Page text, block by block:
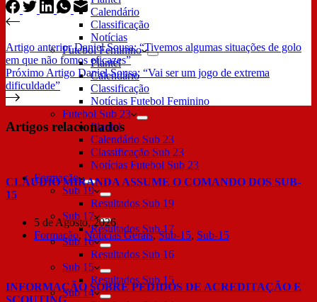
Calendário
Classificação
Notícias
Futebol Feminino
Plantel
Calendário
Classificação
Notícias Futebol Feminino
Futebol Sub 23
Plantel
Calendário Sub 23
Classificação Sub 23
Notícias Futebol Sub 23
Formação
Sub 19
Resultados Sub 19
Sub 17
Resultados Sub 17
Sub 16
Resultados Sub 16
Sub 15
Resultados Sub 15
Sub 14
Artigo anteriorDaniel Sousa: “Tivemos algumas situações de golo
em que não fomos eficazes”
Próximo Artigo Daniel Sousa: “Vai ser um jogo de extrema
dificuldade”
Artigos relacionados
CLÁUDIO MIRANDA ASSUME O COMANDO DOS SUB-
15
5 de Agosto, 2026
Formação,Notícias Gerais,Sub-15, Sub-15
INFORMAÇÃO SOBRE PEDIDOS DE ACREDITAÇÃO E